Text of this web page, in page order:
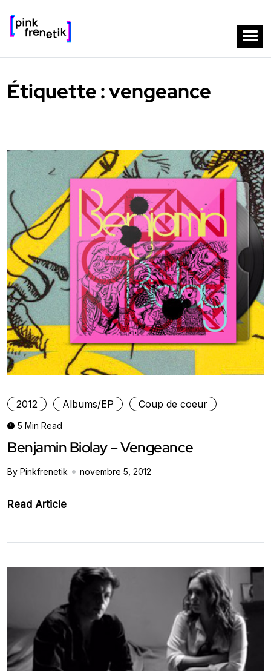
Étiquette :vengeance
2012 Albums/EP Coup de coeur
5 Min Read
Benjamin Biolay – Vengeance
By Pinkfrenetik novembre 5, 2012
Read Article